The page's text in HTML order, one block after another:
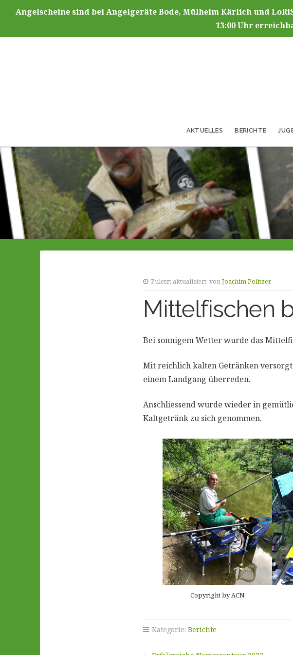
Angelscheine sind bei Angelgeräte Bode, Mülheim Kärlich und
13:00 Uhr
AKTUELLES BERICHTE
Zuletzt aktualisiert:vonJoachim Politzer
Mittelfischen
Bei sonnigem Wetter wurde das
Mit reichlich kalten Getränken
einem Landgang überreden.
Anschliessend wurde wieder in
Kaltgetränk zu sich genommen.
Copyright by ACN
Kategorie:Berichte